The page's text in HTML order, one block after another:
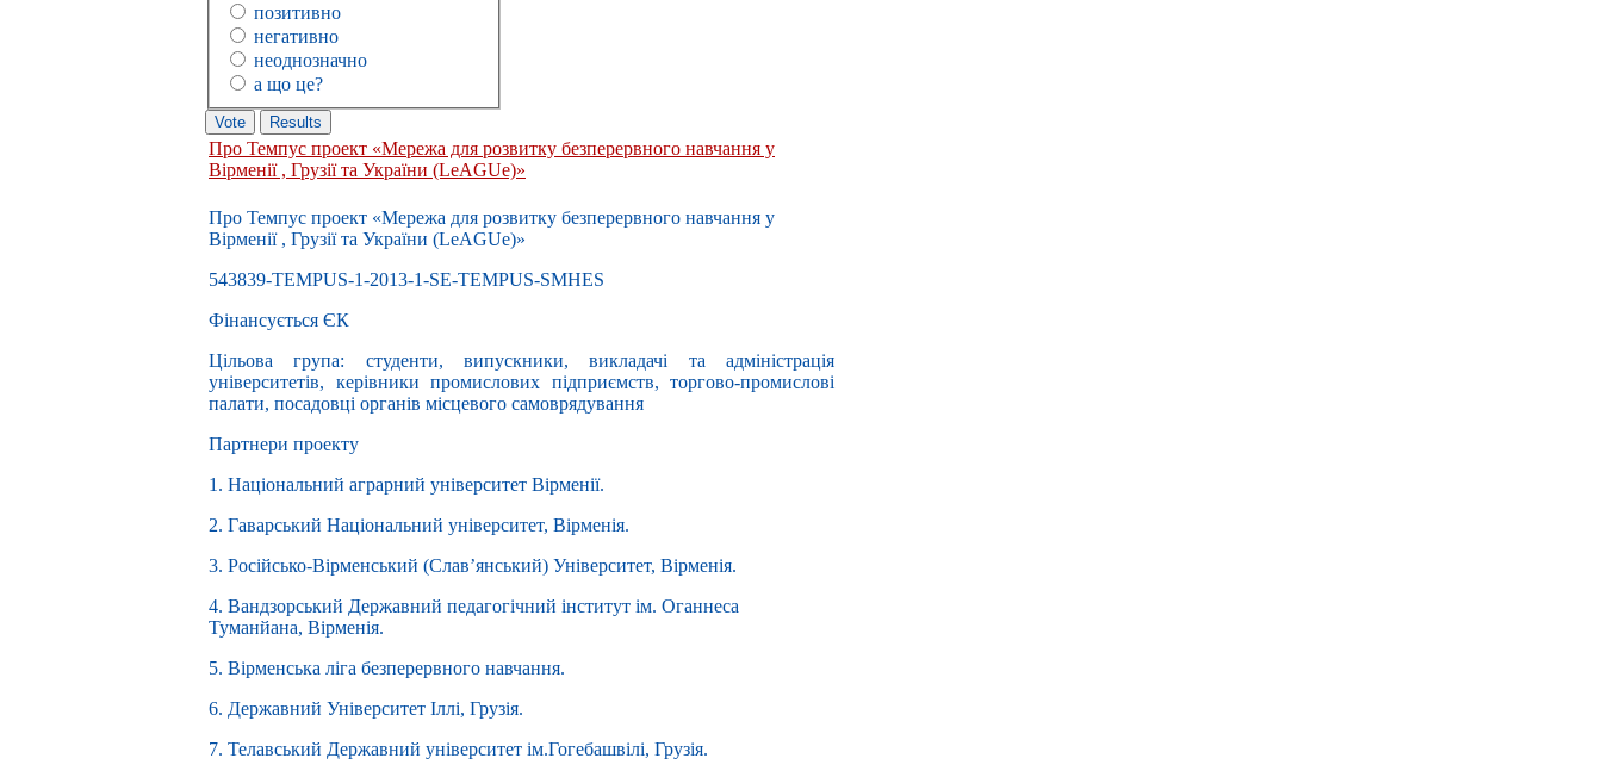
позитивно
негативно
неоднозначно
а що це?
Про Темпус проект «Мережа для розвитку безперервного навчання у
Вірменії , Грузії та України (LeAGUe)»
Про Темпус проект «Мережа для розвитку безперервного навчання у
Вірменії , Грузії та України (LeAGUe)»
543839-TEMPUS-1-2013-1-SE-TEMPUS-SMHES
Фінансується ЄК
Цільова група: студенти, випускники, викладачі та адміністрація
університетів, керівники промислових підприємств, торгово-промислові
палати, посадовці органів місцевого самоврядування
Партнери проекту
1. Національний аграрний університет Вірменії.
2. Гаварський Національний університет, Вірменія.
3. Російсько-Вірменський (Слав’янський) Університет, Вірменія.
4. Вандзорський Державний педагогічний інститут ім. Оганнеса
Туманйана, Вірменія.
5. Вірменська ліга безперервного навчання.
6. Державний Університет Іллі, Грузія.
7. Телавський Державний університет ім.Гогебашвілі, Грузія.